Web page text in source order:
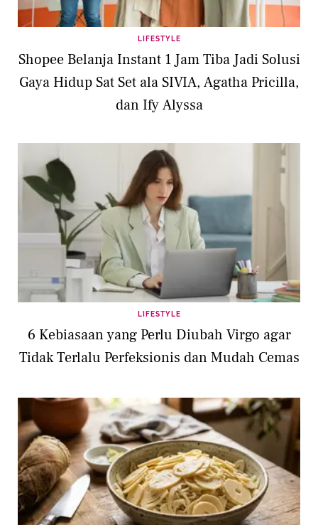
LIFESTYLE
Shopee Belanja Instant 1 Jam Tiba Jadi Solusi
Gaya Hidup Sat Set ala SIVIA, Agatha Pricilla,
dan Ify Alyssa
LIFESTYLE
6 Kebiasaan yang Perlu Diubah Virgo agar
Tidak Terlalu Perfeksionis dan Mudah Cemas